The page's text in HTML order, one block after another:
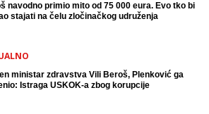
navodno primio mito od 75 000 eura. Evo tko bi
stajati na čelu zločinačkog udruženja
ministar zdravstva Vili Beroš, Plenković ga
Istraga USKOK-a zbog korupcije